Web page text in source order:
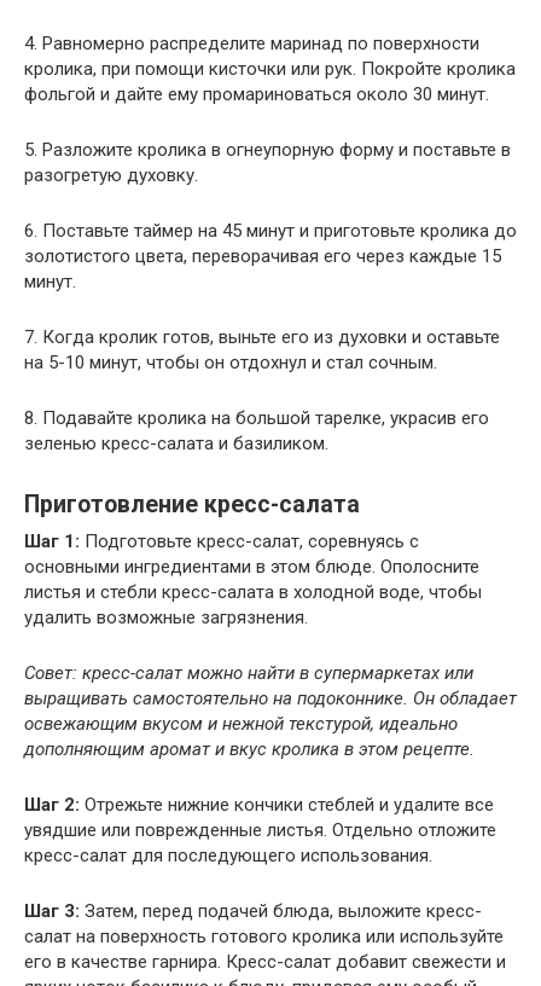
4. Равномерно распределите маринад по поверхности
кролика, при помощи кисточки или рук. Покройте кролика
фольгой и дайте ему промариноваться около 30 минут.
5. Разложите кролика в огнеупорную форму и поставьте в
разогретую духовку.
6. Поставьте таймер на 45 минут и приготовьте кролика до
золотистого цвета, переворачивая его через каждые 15
минут.
7. Когда кролик готов, выньте его из духовки и оставьте
на 5-10 минут, чтобы он отдохнул и стал сочным.
8. Подавайте кролика на большой тарелке, украсив его
зеленью кресс-салата и базиликом.
Приготовление кресс-салата
Шаг 1: Подготовьте кресс-салат, соревнуясь с
основными ингредиентами в этом блюде. Ополосните
листья и стебли кресс-салата в холодной воде, чтобы
удалить возможные загрязнения.
Совет: кресс-салат можно найти в супермаркетах или
выращивать самостоятельно на подоконнике. Он обладает
освежающим вкусом и нежной текстурой, идеально
дополняющим аромат и вкус кролика в этом рецепте.
Шаг 2: Отрежьте нижние кончики стеблей и удалите все
увядшие или поврежденные листья. Отдельно отложите
кресс-салат для последующего использования.
Шаг 3: Затем, перед подачей блюда, выложите кресс-
салат на поверхность готового кролика или используйте
его в качестве гарнира. Кресс-салат добавит свежести и